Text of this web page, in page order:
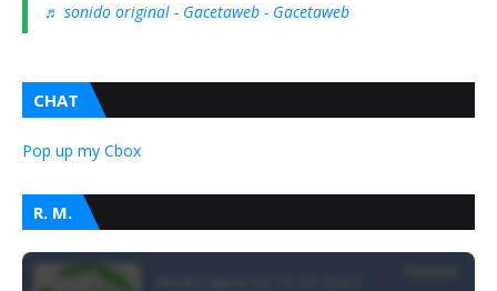
♬ sonido original - Gacetaweb - Gacetaweb
CHAT
Pop up my Cbox
R. M.